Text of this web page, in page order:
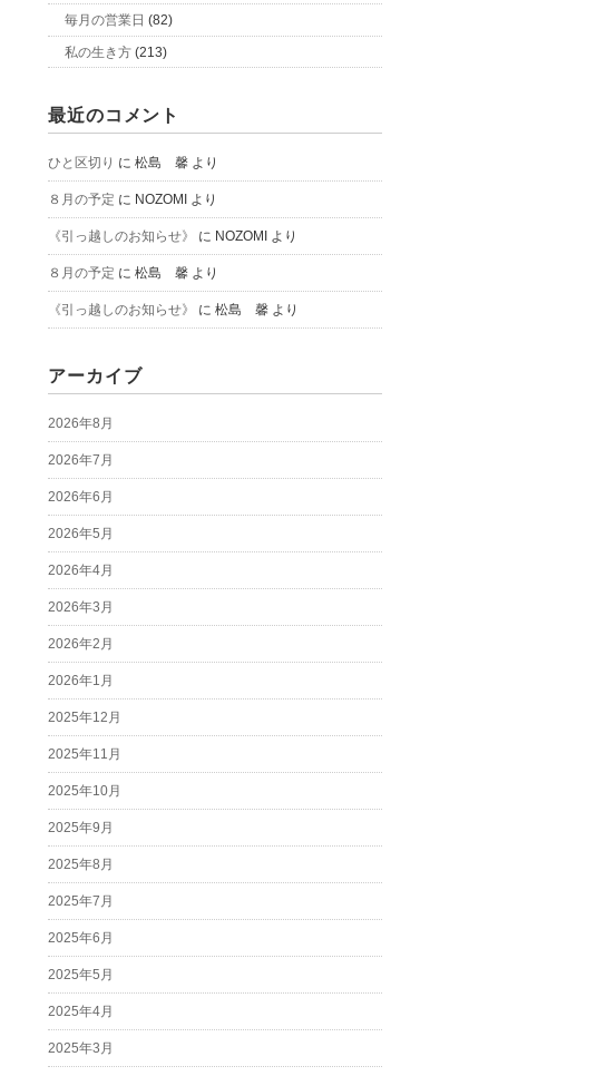
毎月の営業日 (82)
私の生き方 (213)
最近のコメント
ひと区切り に松島 馨 より
８月の予定 に NOZOMI より
《引っ越しのお知らせ》 に NOZOMI より
８月の予定 に松島 馨 より
《引っ越しのお知らせ》 に松島 馨 より
アーカイブ
2026年8月
2026年7月
2026年6月
2026年5月
2026年4月
2026年3月
2026年2月
2026年1月
2025年12月
2025年11月
2025年10月
2025年9月
2025年8月
2025年7月
2025年6月
2025年5月
2025年4月
2025年3月